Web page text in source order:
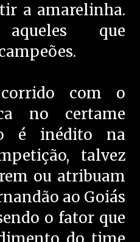
a amarelinha.
que
com o
no certame
é inédito na
talvez
ou atribuam
ao Goiás
o fator que